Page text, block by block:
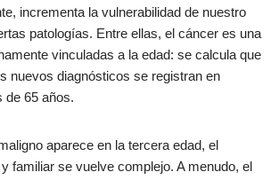
incrementa la vulnerabilidad de nuestro
patologías. Entre ellas, el cáncer es una
vinculadas a la edad: se calcula que
nuevos diagnósticos se registran en
de 65 años.
aparece en la tercera edad, el
familiar se vuelve complejo. A menudo, el